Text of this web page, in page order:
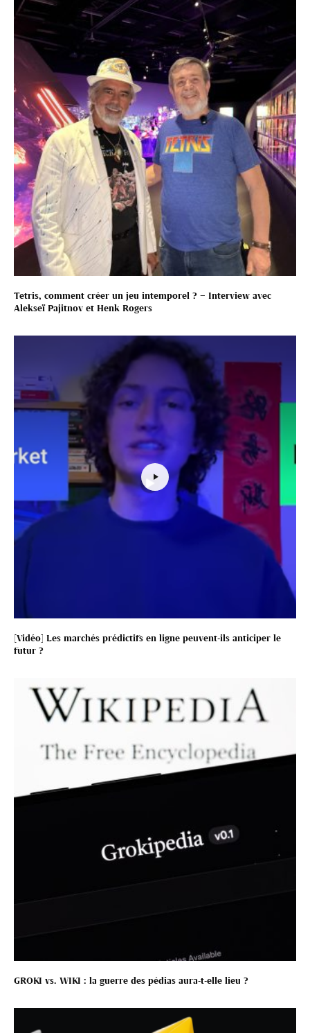
Tetris, comment créer un jeu intemporel ? – Interview avec
Alekseï Pajitnov et Henk Rogers
[Vidéo] Les marchés prédictifs en ligne peuvent-ils anticiper le
futur ?
GROKI vs. WIKI : la guerre des pédias aura-t-elle lieu ?